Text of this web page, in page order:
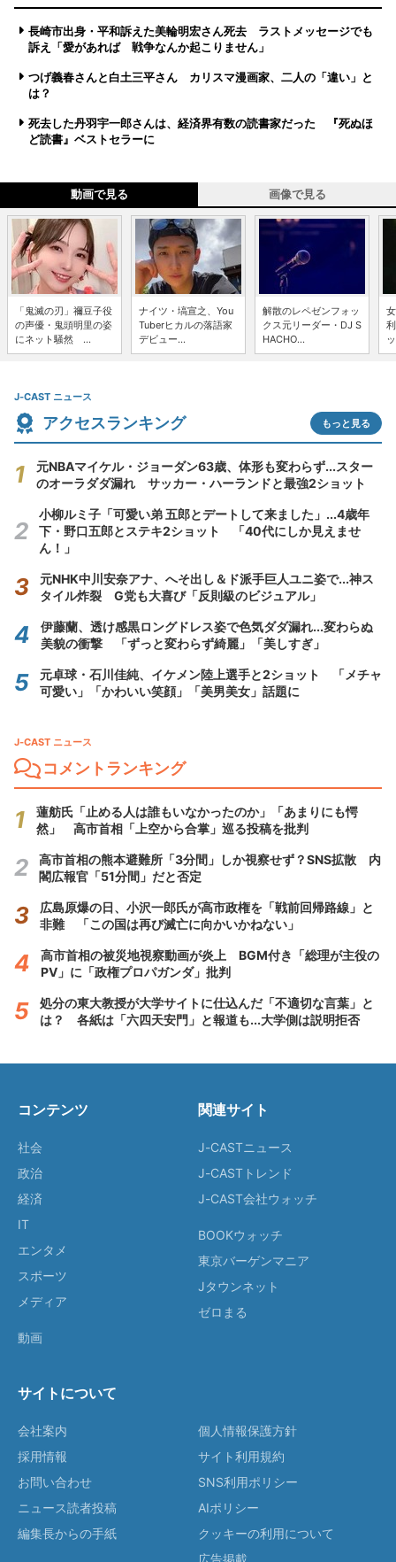
長崎市出身・平和訴えた美輪明宏さん死去 ラストメッセージでも
訴え「愛があれば 戦争なんか起こりません」
つげ義春さんと白土三平さん カリスマ漫画家、二人の「違い」と
は？
死去した丹羽宇一郎さんは、経済界有数の読書家だった 『死ぬほ
ど読書』ベストセラーに
動画で見る 画像で見る
「鬼滅の刃」禰豆子役
の声優・鬼頭明里の姿
にネット騒然 ...
ナイツ・塙宣之、You
Tuberヒカルの落語家
デビュー...
解散のレペゼンフォッ
クス元リーダー・DJ S
HACHO...
J-CAST ニュース
アクセスランキング もっと見る
元NBAマイケル・ジョーダン63歳、体形も変わらず...スター
のオーラダダ漏れ サッカー・ハーランドと最強2ショット
小柳ルミ子「可愛い弟 五郎とデートして来ました」...4歳年
下・野口五郎とステキ2ショット 「40代にしか見えませ
ん！」
元NHK中川安奈アナ、へそ出し＆ド派手巨人ユニ姿で...神ス
タイル炸裂 G党も大喜び「反則級のビジュアル」
伊藤蘭、透け感黒ロングドレス姿で色気ダダ漏れ...変わらぬ
美貌の衝撃 「ずっと変わらず綺麗」「美しすぎ」
元卓球・石川佳純、イケメン陸上選手と2ショット 「メチャ
可愛い」「かわいい笑顔」「美男美女」話題に
J-CAST ニュース
コメントランキング
蓮舫氏「止める人は誰もいなかったのか」「あまりにも愕
然」 高市首相「上空から合掌」巡る投稿を批判
高市首相の熊本避難所「3分間」しか視察せず？SNS拡散 内
閣広報官「51分間」だと否定
広島原爆の日、小沢一郎氏が高市政権を「戦前回帰路線」と
非難 「この国は再び滅亡に向かいかねない」
高市首相の被災地視察動画が炎上 BGM付き「総理が主役の
PV」に「政権プロパガンダ」批判
処分の東大教授が大学サイトに仕込んだ「不適切な言葉」と
は？ 各紙は「六四天安門」と報道も...大学側は説明拒否
コンテンツ
社会
政治
経済
IT
エンタメ
スポーツ
メディア
動画
関連サイト
J-CASTニュース
J-CASTトレンド
J-CAST会社ウォッチ
BOOKウォッチ
東京バーゲンマニア
Jタウンネット
ゼロまる
サイトについて
会社案内
採用情報
お問い合わせ
ニュース読者投稿
編集長からの手紙
個人情報保護方針
サイト利用規約
SNS利用ポリシー
AIポリシー
クッキーの利用について
広告掲載